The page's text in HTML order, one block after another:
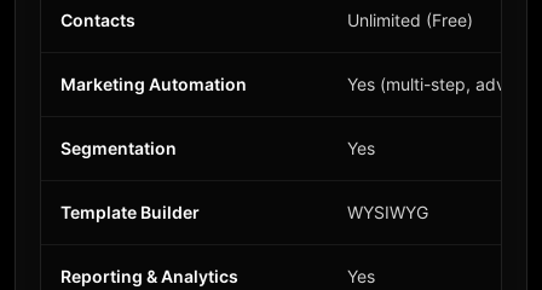
Contacts Unlimited (Free)
Marketing Automation Yes (multi-step,
Segmentation Yes
Template Builder WYSIWYG
Reporting & Analytics Yes